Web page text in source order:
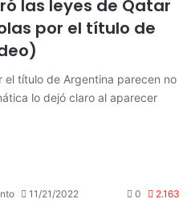
las leyes de Qatar
por el título de
el título de Argentina parecen no
lo dejó claro al aparecer
11/21/2022 0 2.163